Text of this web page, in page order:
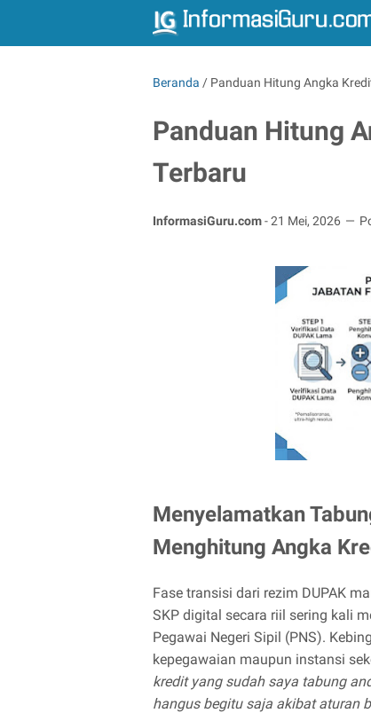
Beranda / Panduan Hitung Angka
Panduan Hitung
Terbaru
InformasiGuru.com-21 Mei, 2026
Menyelamatkan
Menghitung Angka
Fase transisi dari rezim DUPAK
SKP digital secara riil sering kali
Pegawai Negeri Sipil (PNS).
kepegawaian maupun instansi
kredit yang sudah saya tabung
hangus begitu saja akibat aturan